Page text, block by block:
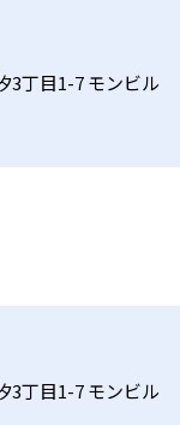
3丁目1-7 モンビル
3丁目1-7 モンビル